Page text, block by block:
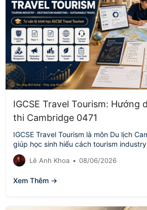
IGCSE Travel Tourism: Hướng
thi Cambridge 0471
IGCSE Travel Tourism là môn Du lịch
giúp học sinh hiểu cách tourism
customer service,…
Lê Anh Khoa • 08/06/2026
Xem Thêm →